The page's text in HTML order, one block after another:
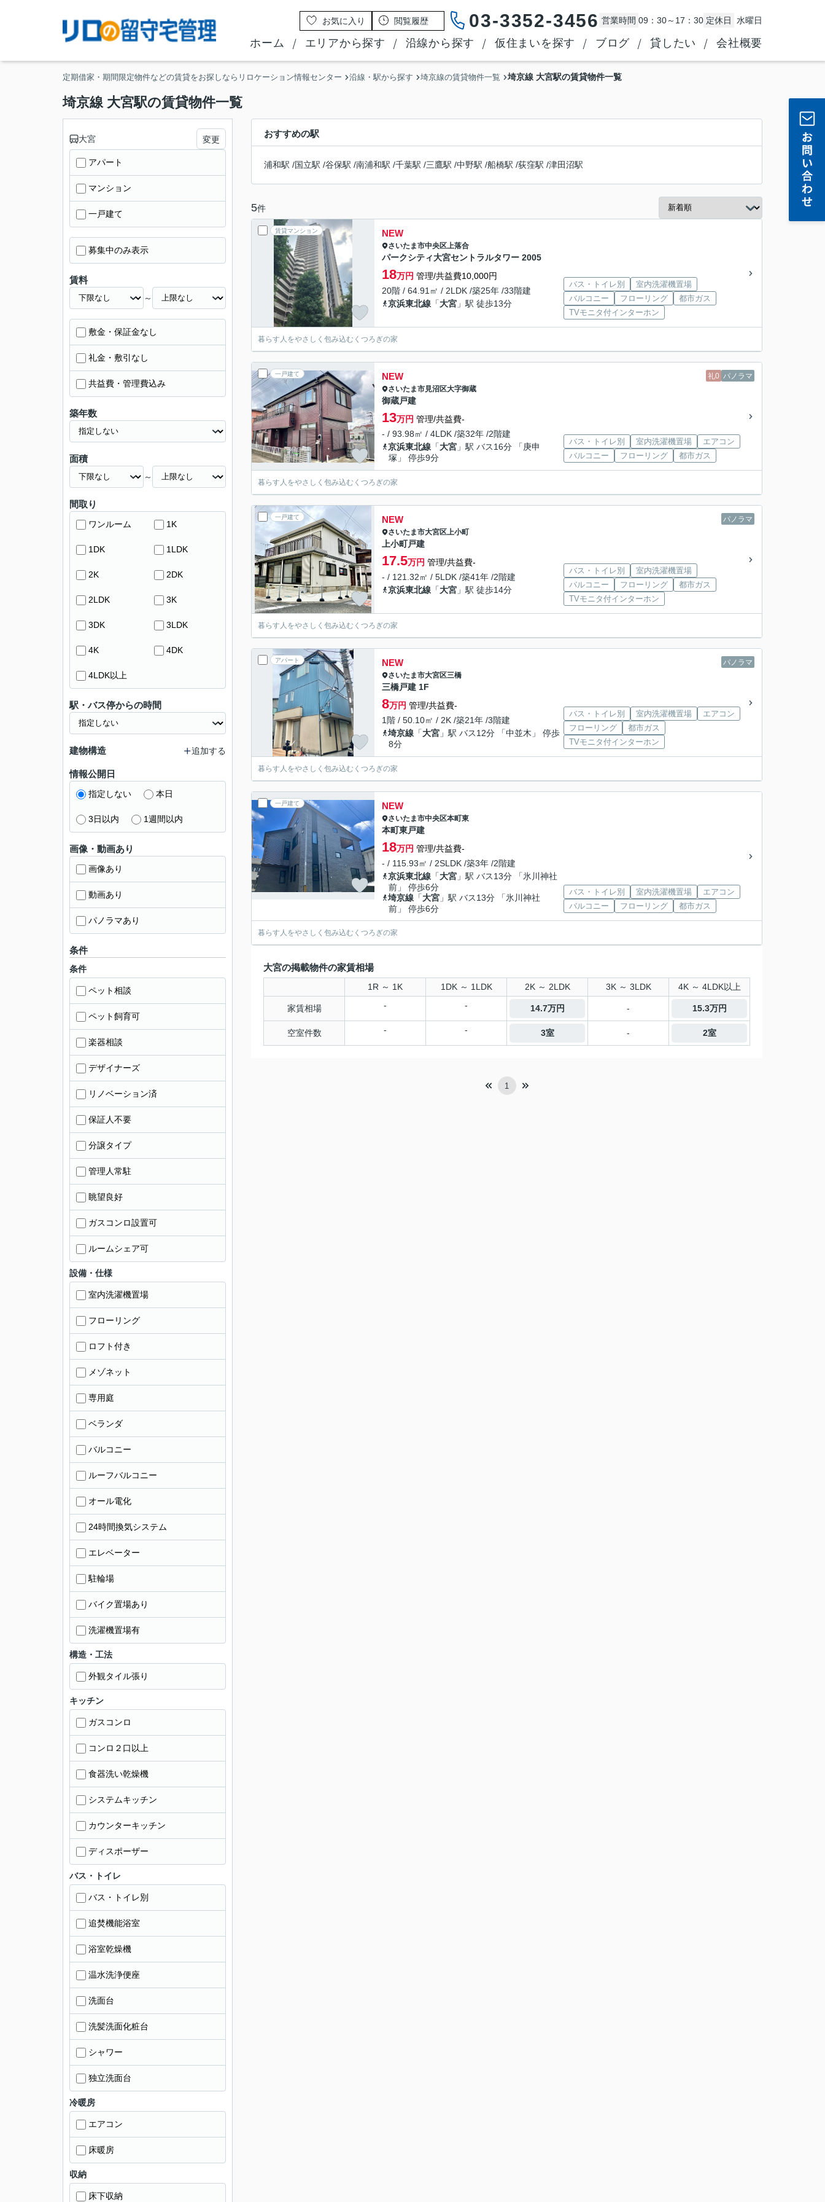
お気に入り 閲覧履歴 03-3352-3456 営業時間 09：30～17：30 定休日 水曜日
ホーム エリアから探す 沿線から探す 仮住まいを探す ブログ 貸したい 会社概要
定期借家・期間限定物件などの賃貸をお探しならリロケーション情報センター 沿線・駅から探す 埼京線の賃貸物件一覧 埼京線 大宮駅の賃貸物件一覧
埼京線 大宮駅の賃貸物件一覧
おすすめの駅
浦和駅 /国立駅 /谷保駅 /南浦和駅 /千葉駅 /三鷹駅 /中野駅 /船橋駅 /荻窪駅 /津田沼駅
5件
賃貸マンション NEW
さいたま市中央区上落合
パークシティ大宮セントラルタワー 2005
18万円 管理/共益費10,000円
20階 / 64.91㎡ / 2LDK /築25年 /33階建
京浜東北線 「大宮 」駅 徒歩13分
バス・トイレ別
室内洗濯機置場
バルコニー
フローリング
都市ガス
TVモニタ付インターホン
暮らす人をやさしく包み込むくつろぎの家
一戸建て 礼0 パノラマ
NEW
さいたま市見沼区大字御蔵
御蔵戸建
13万円 管理/共益費-
- / 93.98㎡ / 4LDK /築32年 /2階建
京浜東北線 「大宮 」駅 バス16分 「庚申
塚」 停歩9分
バス・トイレ別 室内洗濯機置場
エアコン
バルコニー
フローリング 都市ガス
暮らす人をやさしく包み込むくつろぎの家
一戸建て パノラマ
NEW
さいたま市大宮区上小町
上小町戸建
17.5万円 管理/共益費-
- / 121.32㎡ / 5LDK /築41年 /2階建
京浜東北線 「大宮 」駅 徒歩14分
バス・トイレ別
室内洗濯機置場
バルコニー
フローリング
都市ガス
TVモニタ付インターホン
暮らす人をやさしく包み込むくつろぎの家
アパート パノラマ
NEW
さいたま市大宮区三橋
三橋戸建 1F
8万円 管理/共益費-
1階 / 50.10㎡ / 2K /築21年 /3階建
埼京線 「大宮 」駅 バス12分 「中並木」 停歩
8分
バス・トイレ別 室内洗濯機置場
エアコン
フローリング
都市ガス
TVモニタ付インターホン
暮らす人をやさしく包み込むくつろぎの家
一戸建て NEW
さいたま市中央区本町東
本町東戸建
18万円 管理/共益費-
- / 115.93㎡ / 2SLDK /築3年 /2階建
京浜東北線 「大宮 」駅 バス13分 「氷川神社
前」 停歩6分
埼京線 「大宮 」駅 バス13分 「氷川神社
前」 停歩6分
バス・トイレ別 室内洗濯機置場
エアコン
バルコニー
フローリング 都市ガス
暮らす人をやさしく包み込むくつろぎの家
大宮の掲載物件の家賃相場
1R ～ 1K 1DK ～ 1LDK 2K ～ 2LDK 3K ～ 3LDK 4K ～ 4LDK以上
家賃相場 - - 14.7万円 - 15.3万円
空室件数 - - 3室 - 2室
1
大宮 変更
アパート
マンション
一戸建て
募集中のみ表示
賃料
～
敷金・保証金なし
礼金・敷引なし
共益費・管理費込み
築年数
面積
～
間取り
ワンルーム 1K
1DK 1LDK
2K 2DK
2LDK 3K
3DK 3LDK
4K 4DK
4LDK以上
駅・バス停からの時間
建物構造 追加する
情報公開日
指定しない 本日
3日以内 1週間以内
画像・動画あり
画像あり
動画あり
パノラマあり
条件
条件
ペット相談
ペット飼育可
楽器相談
デザイナーズ
リノベーション済
保証人不要
分譲タイプ
管理人常駐
眺望良好
ガスコンロ設置可
ルームシェア可
設備・仕様
室内洗濯機置場
フローリング
ロフト付き
メゾネット
専用庭
ベランダ
バルコニー
ルーフバルコニー
オール電化
24時間換気システム
エレベーター
駐輪場
バイク置場あり
洗濯機置場有
構造・工法
外観タイル張り
キッチン
ガスコンロ
コンロ２口以上
食器洗い乾燥機
システムキッチン
カウンターキッチン
ディスポーザー
バス・トイレ
バス・トイレ別
追焚機能浴室
浴室乾燥機
温水洗浄便座
洗面台
洗髪洗面化粧台
シャワー
独立洗面台
冷暖房
エアコン
床暖房
収納
床下収納